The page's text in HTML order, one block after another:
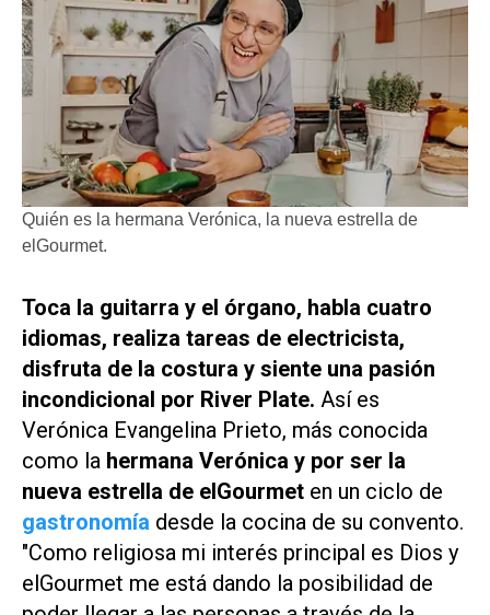
Quién es la hermana Verónica, la nueva estrella de
elGourmet.
Toca la guitarra y el órgano, habla cuatro
idiomas, realiza tareas de electricista,
disfruta de la costura y siente una pasión
incondicional por River Plate. Así es
Verónica Evangelina Prieto, más conocida
como la hermana Verónica y por ser la
nueva estrella de elGourmet en un ciclo de
gastronomía desde la cocina de su convento.
"Como religiosa mi interés principal es Dios y
elGourmet me está dando la posibilidad de